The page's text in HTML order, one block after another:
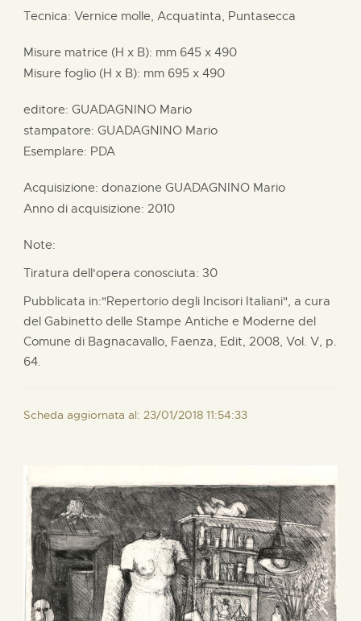
Tecnica: Vernice molle, Acquatinta, Puntasecca
Misure matrice (H x B): mm 645 x 490
Misure foglio (H x B): mm 695 x 490
editore: GUADAGNINO Mario
stampatore: GUADAGNINO Mario
Esemplare: PDA
Acquisizione: donazione GUADAGNINO Mario
Anno di acquisizione: 2010
Note:
Tiratura dell'opera conosciuta: 30
Pubblicata in:"Repertorio degli Incisori Italiani", a cura
del Gabinetto delle Stampe Antiche e Moderne del
Comune di Bagnacavallo, Faenza, Edit, 2008, Vol. V, p.
64.
Scheda aggiornata al: 23/01/2018 11:54:33